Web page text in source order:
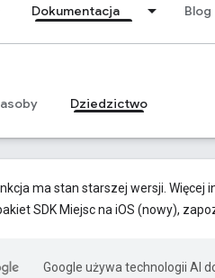
Dokumentacja Blog
Dziedzictwo
ma stan starszej wersji.
SDK Miejsc na iOS (nowy),
Google używa technologii AI